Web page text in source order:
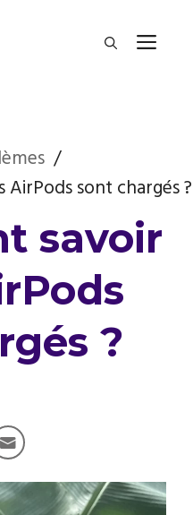
sont chargés ?
savoir
?